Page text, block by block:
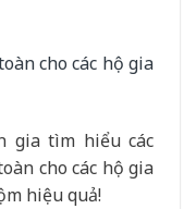
cho các hộ gia
gia tìm hiểu các
cho các hộ gia
hiệu quả!